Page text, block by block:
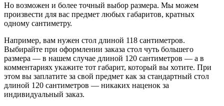
Но возможен и более точный выбор размера. Мы можем
произвести для вас предмет любых габаритов, кратных
одному сантиметру.
Например, вам нужен стол длиной 118 сантиметров.
Выбирайте при оформлении заказа стол чуть большего
размера — в нашем случае длиной 120 сантиметров — а в
комментариях укажите тот габарит, который вы хотите. При
этом вы заплатите за свой предмет как за стандартный стол
длиной 120 сантиметров — никаких наценок за
индивидуальный заказ.